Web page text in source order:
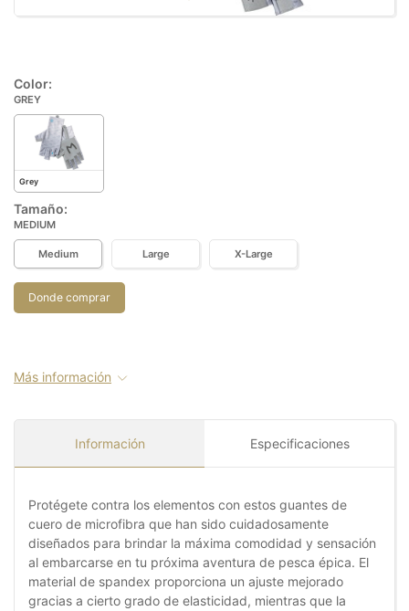
Color:
GREY
Grey
Tamaño:
MEDIUM
Medium Large X-Large
Donde comprar
Más información
Información Especificaciones
Protégete contra los elementos con estos guantes de
cuero de microfibra que han sido cuidadosamente
diseñados para brindar la máxima comodidad y sensación
al embarcarse en tu próxima aventura de pesca épica. El
material de spandex proporciona un ajuste mejorado
gracias a cierto grado de elasticidad, mientras que la